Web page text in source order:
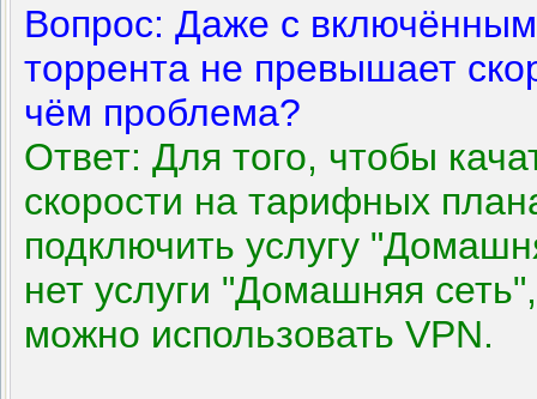
Вопрос: Даже с включённым
торрента не превышает
чём проблема?
Ответ: Для того, чтобы
скорости на тарифных
подключить услугу
нет услуги "Домашняя
можно использовать VPN.